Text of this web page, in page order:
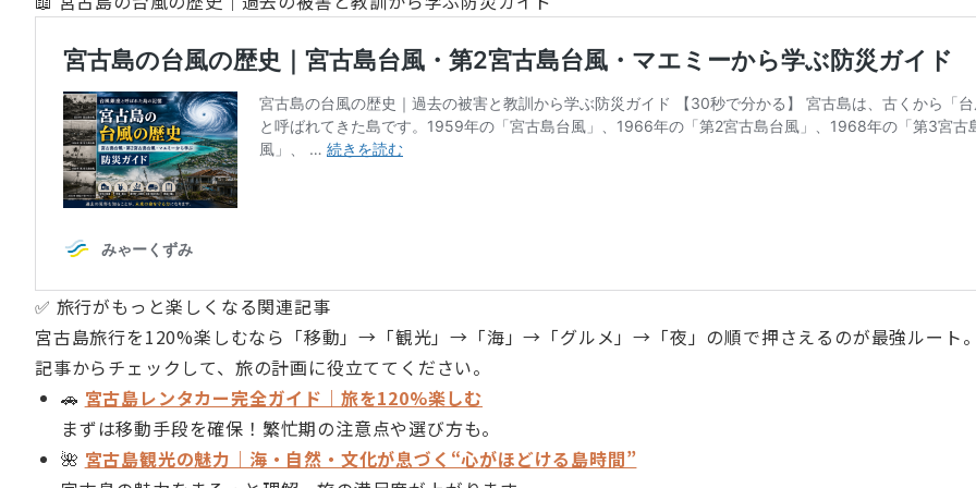
✅ 旅行がもっと楽しくなる関連記事
宮古島旅行を120%楽しむなら「移動」→「観光」→「海」→「グルメ」→「夜」の順で押さえるのが最強ルート
記事からチェックして、旅の計画に役立ててください。
🚗 宮古島レンタカー完全ガイド｜旅を120%楽しむ
まずは移動手段を確保！繁忙期の注意点や選び方も。
🌺 宮古島観光の魅力｜海・自然・文化が息づく“心がほどける島時間”